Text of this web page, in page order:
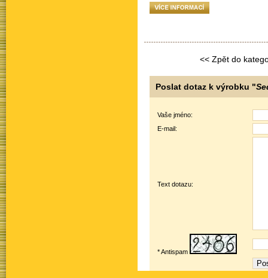
<< Zpět do
Poslat dotaz k výrobku "
Vaše jméno:
E-mail:
Text dotazu:
* Antispam